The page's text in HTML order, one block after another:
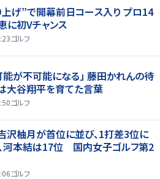
げ”で開幕前日コース入り プロ14
に初Vチャンス
ゴルフ
能が不可能になる」 藤田かれんの待
大谷翔平を育てた言葉
ゴルフ
沢柚月が首位に並び、1打差3位に
河本結は17位 国内女子ゴルフ第2
ゴルフ